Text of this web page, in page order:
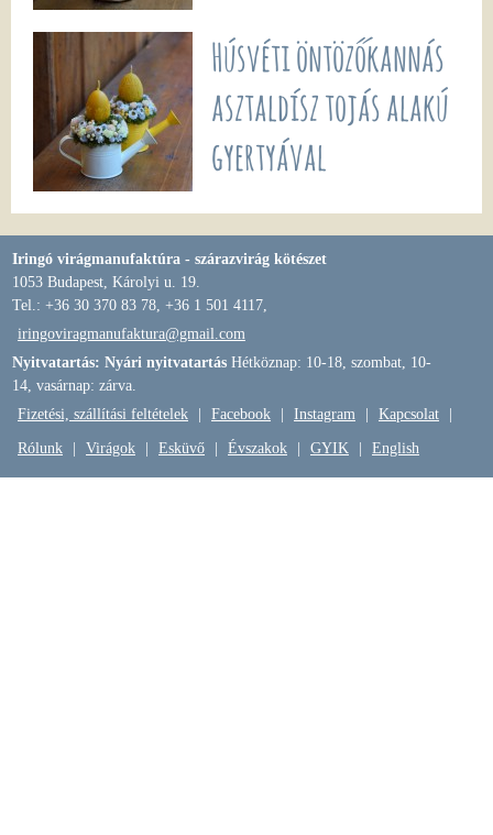
Húsvéti öntözőkannás
asztaldísz tojás alakú
gyertyával
Iringó virágmanufaktúra - szárazvirág kötészet
1053 Budapest, Károlyi u. 19.
Tel.: +36 30 370 83 78, +36 1 501 4117,
iringoviragmanufaktura@gmail.com
Nyitvatartás: Nyári nyitvatartás Hétköznap: 10-18, szombat, 10-
14, vasárnap: zárva.
Fizetési, szállítási feltételek
Facebook Instagram Kapcsolat
Rólunk Virágok Esküvő Évszakok GYIK English